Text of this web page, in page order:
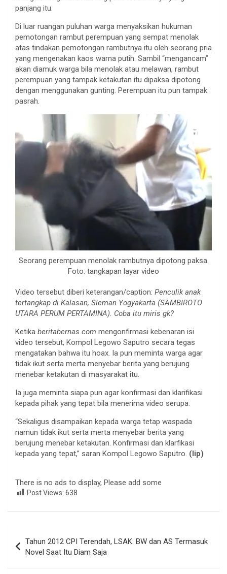
panjang itu.
Di luar ruangan puluhan warga menyaksikan hukuman
pemotongan rambut perempuan yang sempat menolak
atas tindakan pemotongan rambutnya itu oleh seorang pria
yang mengenakan kaos warna putih. Sambil “mengancam”
akan diamuk warga bila menolak atau melawan, rambut
perempuan yang tampak ketakutan itu dipaksa dipotong
dengan menggunakan gunting. Perempuan itu pun tampak
pasrah.
Seorang perempuan menolak rambutnya dipotong paksa.
Foto: tangkapan layar video
Video tersebut diberi keterangan/caption: Penculik anak
tertangkap di Kalasan, Sleman Yogyakarta (SAMBIROTO
UTARA PERUM PERTAMINA). Coba itu miris gk?
Ketika beritabernas.com mengonfirmasi kebenaran isi
video tersebut, Kompol Legowo Saputro secara tegas
mengatakan bahwa itu hoax. Ia pun meminta warga agar
tidak ikut serta merta menyebar berita yang berujung
menebar ketakutan di masyarakat itu.
Ia juga meminta siapa pun agar konfirmasi dan klarifikasi
kepada pihak yang tepat bila menerima video serupa.
“Sekaligus disampaikan kepada warga tetap waspada
namun tidak ikut serta merta menyebar berita yang
berujung menebar ketakutan. Konfirmasi dan klarfikasi
kepada yang tepat,” saran Kompol Legowo Saputro. (lip)
There is no ads to display, Please add some
Post Views: 638
pos
Tahun 2012 CPI Terendah, LSAK: BW dan AS Termasuk
Novel Saat Itu Diam Saja